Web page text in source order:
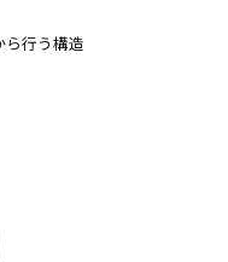
ら行う構造